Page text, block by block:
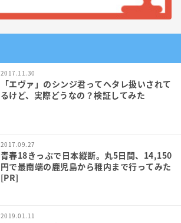
2017.11.30
「エヴァ」のシンジ君ってヘタレ扱いされて
るけど、実際どうなの？検証してみた
2017.09.27
青春18きっぷで日本縦断。丸5日間、14,150
円で最南端の鹿児島から稚内まで行ってみた
[PR]
2019.01.11